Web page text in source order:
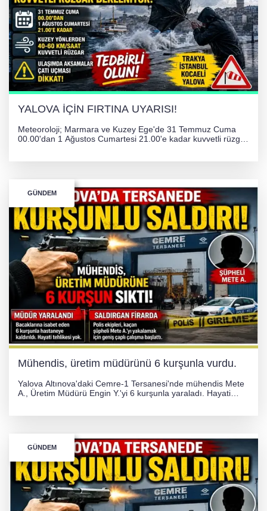
YALOVA İÇİN FIRTINA UYARISI!
Meteoroloji; Marmara ve Kuzey Ege'de 31 Temmuz Cuma
00.00'dan 1 Ağustos Cumartesi 21.00'e kadar kuvvetli rüzgar
GÜNDEM
Mühendis, üretim müdürünü 6 kurşunla vurdu.
Yalova Altınova'daki Cemre-1 Tersanesi'nde mühendis Mete
A., Üretim Müdürü Engin Y.'yi 6 kurşunla yaraladı. Hayati
GÜNDEM